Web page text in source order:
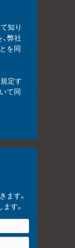
知り
弊社
を同
定す
て同
ます。
ます。